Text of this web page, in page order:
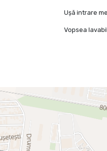
Ușă intrare
Vopsea